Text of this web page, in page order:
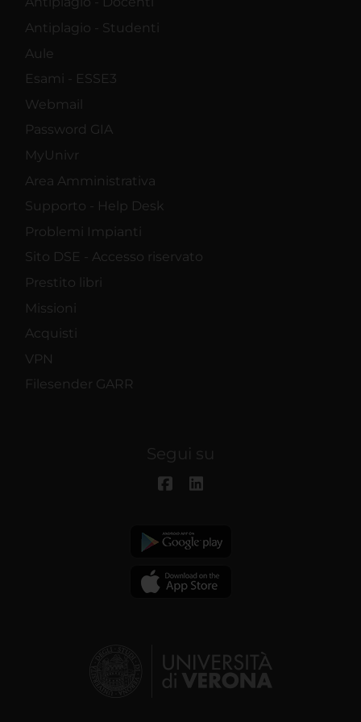
Antiplagio - Studenti
Aule
Esami - ESSE3
Webmail
Password GIA
MyUnivr
Area Amministrativa
Supporto - Help Desk
Problemi Impianti
Sito DSE - Accesso riservato
Prestito libri
Missioni
Acquisti
VPN
Filesender GARR
Segui su